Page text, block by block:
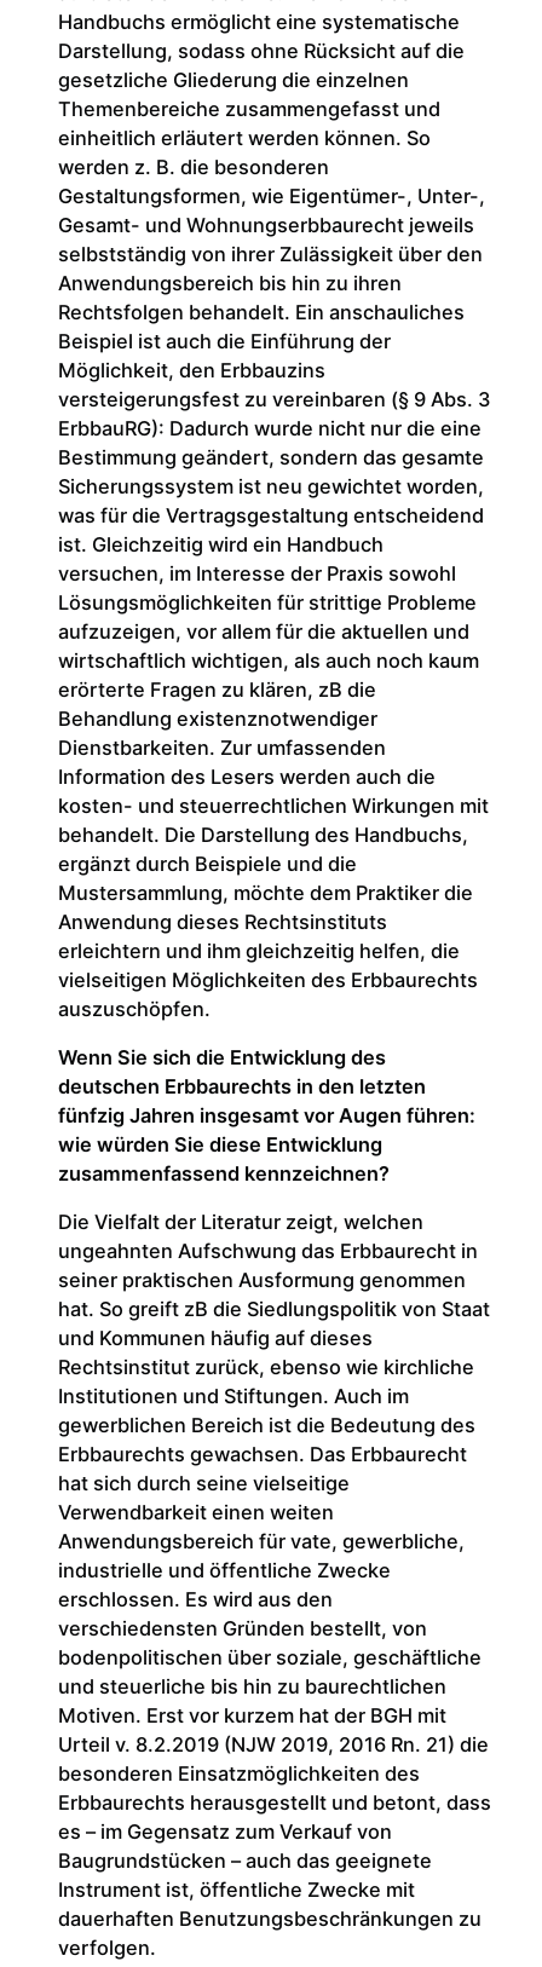
Handbuchs ermöglicht eine systematische
Darstellung, sodass ohne Rücksicht auf die
gesetzliche Gliederung die einzelnen
Themenbereiche zusammengefasst und
einheitlich erläutert werden können. So
werden z. B. die besonderen
Gestaltungsformen, wie Eigentümer-, Unter-,
Gesamt- und Wohnungserbbaurecht jeweils
selbstständig von ihrer Zulässigkeit über den
Anwendungsbereich bis hin zu ihren
Rechtsfolgen behandelt. Ein anschauliches
Beispiel ist auch die Einführung der
Möglichkeit, den Erbbauzins
versteigerungsfest zu vereinbaren (§ 9 Abs. 3
ErbbauRG): Dadurch wurde nicht nur die eine
Bestimmung geändert, sondern das gesamte
Sicherungssystem ist neu gewichtet worden,
was für die Vertragsgestaltung entscheidend
ist. Gleichzeitig wird ein Handbuch
versuchen, im Interesse der Praxis sowohl
Lösungsmöglichkeiten für strittige Probleme
aufzuzeigen, vor allem für die aktuellen und
wirtschaftlich wichtigen, als auch noch kaum
erörterte Fragen zu klären, zB die
Behandlung existenznotwendiger
Dienstbarkeiten. Zur umfassenden
Information des Lesers werden auch die
kosten- und steuerrechtlichen Wirkungen mit
behandelt. Die Darstellung des Handbuchs,
ergänzt durch Beispiele und die
Mustersammlung, möchte dem Praktiker die
Anwendung dieses Rechtsinstituts
erleichtern und ihm gleichzeitig helfen, die
vielseitigen Möglichkeiten des Erbbaurechts
auszuschöpfen.
Wenn Sie sich die Entwicklung des
deutschen Erbbaurechts in den letzten
fünfzig Jahren insgesamt vor Augen führen:
wie würden Sie diese Entwicklung
zusammenfassend kennzeichnen?
Die Vielfalt der Literatur zeigt, welchen
ungeahnten Aufschwung das Erbbaurecht in
seiner praktischen Ausformung genommen
hat. So greift zB die Siedlungspolitik von Staat
und Kommunen häufig auf dieses
Rechtsinstitut zurück, ebenso wie kirchliche
Institutionen und Stiftungen. Auch im
gewerblichen Bereich ist die Bedeutung des
Erbbaurechts gewachsen. Das Erbbaurecht
hat sich durch seine vielseitige
Verwendbarkeit einen weiten
Anwendungsbereich für vate, gewerbliche,
industrielle und öffentliche Zwecke
erschlossen. Es wird aus den
verschiedensten Gründen bestellt, von
bodenpolitischen über soziale, geschäftliche
und steuerliche bis hin zu baurechtlichen
Motiven. Erst vor kurzem hat der BGH mit
Urteil v. 8.2.2019 (NJW 2019, 2016 Rn. 21) die
besonderen Einsatzmöglichkeiten des
Erbbaurechts herausgestellt und betont, dass
es – im Gegensatz zum Verkauf von
Baugrundstücken – auch das geeignete
Instrument ist, öffentliche Zwecke mit
dauerhaften Benutzungsbeschränkungen zu
verfolgen.